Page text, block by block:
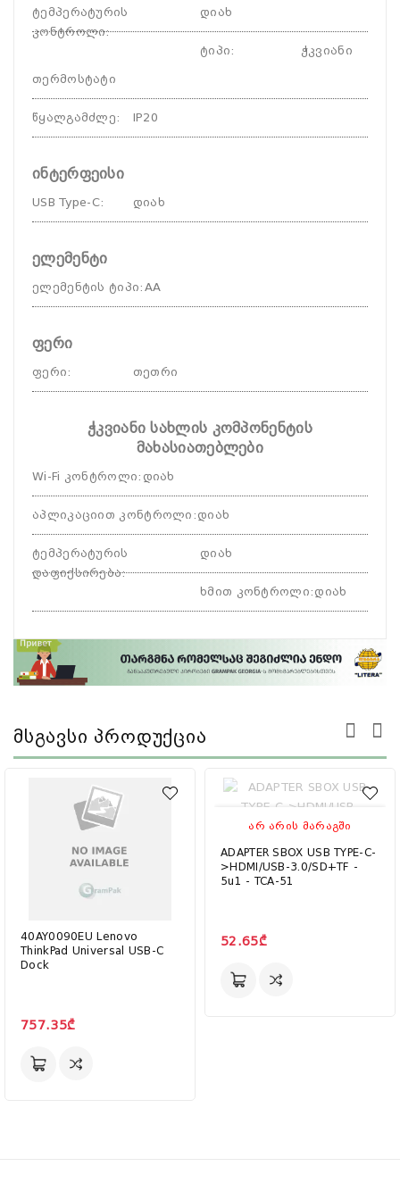
ტემპერატურის
კონტროლი:
დიახ
ტიპი: ჭკვიანი
თერმოსტატი
წყალგამძლე: IP20
ინტერფეისი
USB Type-C: დიახ
ელემენტი
ელემენტის ტიპი: AA
ფერი
ფერი: თეთრი
ჭკვიანი სახლის კომპონენტის
მახასიათებლები
Wi-Fi კონტროლი: დიახ
აპლიკაციით კონტროლი : დიახ
ტემპერატურის
დაფიქსირება:
დიახ
ხმით კონტროლი: დიახ
Მსგავსი Პროდუქცია
40AY0090EU Lenovo
ThinkPad Universal USB-C
Dock
757.35₾
ᲐᲠ ᲐᲠᲘᲡ ᲛᲐᲠᲐᲒᲨᲘ
ADAPTER SBOX USB TYPE-C-
>HDMI/USB-3.0/SD+TF -
5u1 - TCA-51
52.65₾